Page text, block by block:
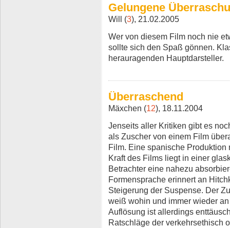
Gelungene
Will (3), 21.02.2005
Wer von diesem Film noch nie
sollte sich den Spaß gönnen.
herauragenden Hauptdarsteller.
Überraschend
Mäxchen (12), 18.11.2004
Jenseits aller Kritiken gibt es
als Zuscher von einem Film
Film. Eine spanische
Kraft des Films liegt in einer
Betrachter eine nahezu
Formensprache erinnert an
Steigerung der Suspense. Der
weiß wohin und immer wieder
Auflösung ist allerdings
Ratschläge der verkehrsethisch